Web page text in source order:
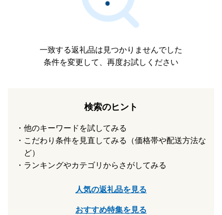
一致する返礼品は見つかりませんでした
条件を変更して、再度お試しください
検索のヒント
他のキーワードを試してみる
こだわり条件を見直してみる（価格帯や配送方法な
ど）
ランキングやカテゴリからさがしてみる
人気の返礼品を見る
おすすめ特集を見る